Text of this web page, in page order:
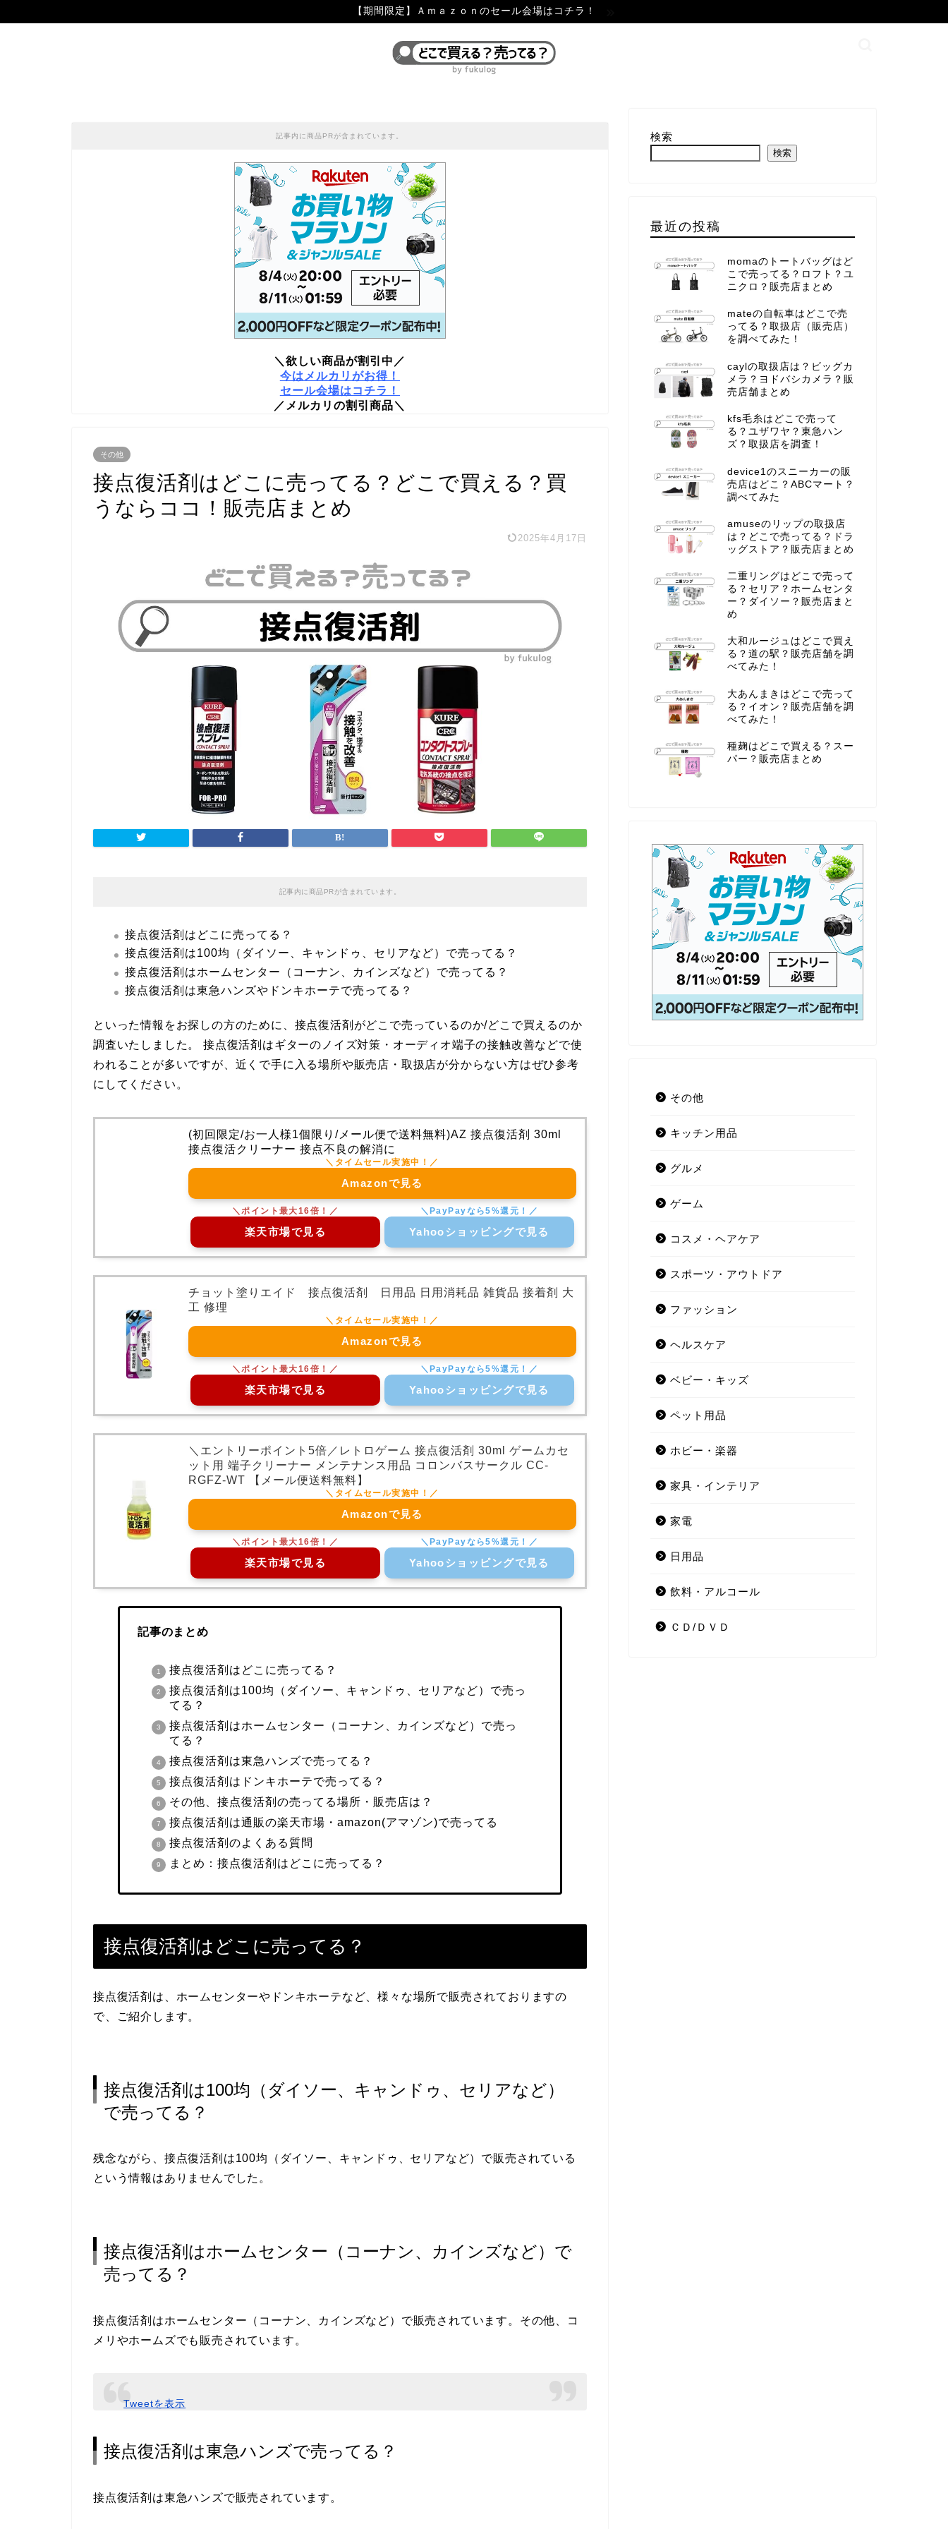
【期間限定】Ａｍａｚｏｎのセール会場はコチラ！
記事内に商品PRが含まれています。
＼欲しい商品が割引中／
今はメルカリがお得！
セール会場はコチラ！
／メルカリの割引商品＼
その他
接点復活剤はどこに売ってる？どこで買える？買
うならココ！販売店まとめ
2025年4月17日
記事内に商品PRが含まれています。
接点復活剤はどこに売ってる？
接点復活剤は100均（ダイソー、キャンドゥ、セリアなど）で売ってる？
接点復活剤はホームセンター（コーナン、カインズなど）で売ってる？
接点復活剤は東急ハンズやドンキホーテで売ってる？
といった情報をお探しの方のために、接点復活剤がどこで売っているのか/どこで買えるのか
調査いたしました。 接点復活剤はギターのノイズ対策・オーディオ端子の接触改善などで使
われることが多いですが、近くで手に入る場所や販売店・取扱店が分からない方はぜひ参考
にしてください。
(初回限定/お一人様1個限り/メール便で送料無料)AZ 接点復活剤 30ml
接点復活クリーナー 接点不良の解消に
Amazonで見る
楽天市場で見る Yahooショッピングで見る
チョット塗りエイド 接点復活剤 日用品 日用消耗品 雑貨品 接着剤 大
工 修理
Amazonで見る
楽天市場で見る Yahooショッピングで見る
＼エントリーポイント5倍／レトロゲーム 接点復活剤 30ml ゲームカセ
ット用 端子クリーナー メンテナンス用品 コロンバスサークル CC-
RGFZ-WT 【メール便送料無料】
Amazonで見る
楽天市場で見る Yahooショッピングで見る
記事のまとめ
接点復活剤はどこに売ってる？
接点復活剤は100均（ダイソー、キャンドゥ、セリアなど）で売っ
てる？
接点復活剤はホームセンター（コーナン、カインズなど）で売っ
てる？
接点復活剤は東急ハンズで売ってる？
接点復活剤はドンキホーテで売ってる？
その他、接点復活剤の売ってる場所・販売店は？
接点復活剤は通販の楽天市場・amazon(アマゾン)で売ってる
接点復活剤のよくある質問
まとめ：接点復活剤はどこに売ってる？
接点復活剤はどこに売ってる？
接点復活剤は、ホームセンターやドンキホーテなど、様々な場所で販売されておりますの
で、ご紹介します。
接点復活剤は100均（ダイソー、キャンドゥ、セリアなど）
で売ってる？
残念ながら、接点復活剤は100均（ダイソー、キャンドゥ、セリアなど）で販売されている
という情報はありませんでした。
接点復活剤はホームセンター（コーナン、カインズなど）で
売ってる？
接点復活剤はホームセンター（コーナン、カインズなど）で販売されています。その他、コ
メリやホームズでも販売されています。
Tweetを表示
接点復活剤は東急ハンズで売ってる？
接点復活剤は東急ハンズで販売されています。
検索
検索
最近の投稿
momaのトートバッグはど
こで売ってる？ロフト？ユ
ニクロ？販売店まとめ
mateの自転車はどこで売
ってる？取扱店（販売店）
を調べてみた！
caylの取扱店は？ビッグカ
メラ？ヨドバシカメラ？販
売店舗まとめ
kfs毛糸はどこで売って
る？ユザワヤ？東急ハン
ズ？取扱店を調査！
device1のスニーカーの販
売店はどこ？ABCマート？
調べてみた
amuseのリップの取扱店
は？どこで売ってる？ドラ
ッグストア？販売店まとめ
二重リングはどこで売って
る？セリア？ホームセンタ
ー？ダイソー？販売店まと
め
大和ルージュはどこで買え
る？道の駅？販売店舗を調
べてみた！
大あんまきはどこで売って
る？イオン？販売店舗を調
べてみた！
種麹はどこで買える？スー
パー？販売店まとめ
その他
キッチン用品
グルメ
ゲーム
コスメ・ヘアケア
スポーツ・アウトドア
ファッション
ヘルスケア
ベビー・キッズ
ペット用品
ホビー・楽器
家具・インテリア
家電
日用品
飲料・アルコール
ＣＤ/ＤＶＤ